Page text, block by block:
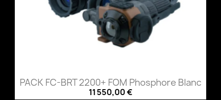
PACK FC-BRT 2200+ FOM Phosphore Blanc
11 550,00 €